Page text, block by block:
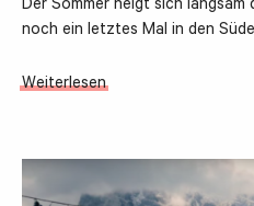
Der Sommer neigt sich langsam
noch ein letztes Mal in den
Weiterlesen